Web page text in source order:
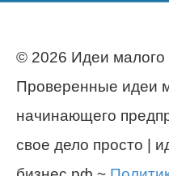
© 2026 Идеи малого
Проверенные идеи
начинающего
свое дело просто |